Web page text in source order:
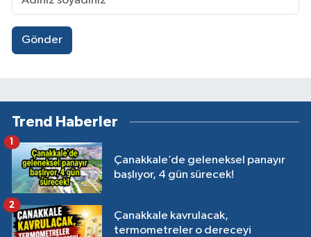
Gönder
Trend Haberler
Çanakkale’de geleneksel panayır
başlıyor, 4 gün sürecek!
1
Çanakkale kavrulacak,
termometreler o dereceyi
2